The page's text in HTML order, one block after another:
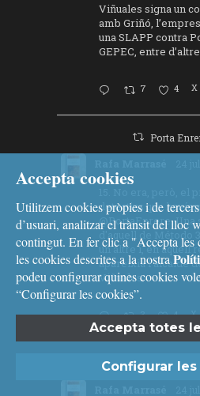
Viñuales signa un
amb Griñó,
una SLAPP contra
GEPEC, entre
7 4 X
Porta
detectius que
@PortaEnrere . Una
d'aquell de Método
un altre i, en aquell
apareixia l'alcalde
Viñuales.
3 4 X
Porta
Accepta cookies
Utilitzem cookies pròpies i de
d’usuari, analitzar el trànsit del lloc
contingut. En fer clic a "Accepta les
les cookies descrites a la nostra
podeu configurar quines cookies
“Configurar les cookies”.
Accepta totes
Configurar